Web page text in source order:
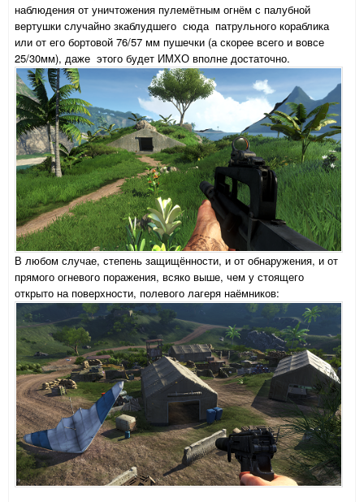
наблюдения от уничтожения пулемётным огнём с палубной
вертушки случайно зкаблудшего сюда патрульного кораблика
или от его бортовой 76/57 мм пушечки (а скорее всего и вовсе
25/30мм), даже этого будет ИМХО вполне достаточно.
В любом случае, степень защищённости, и от обнаружения, и от
прямого огневого поражения, всяко выше, чем у стоящего
открыто на поверхности, полевого лагеря наёмников: